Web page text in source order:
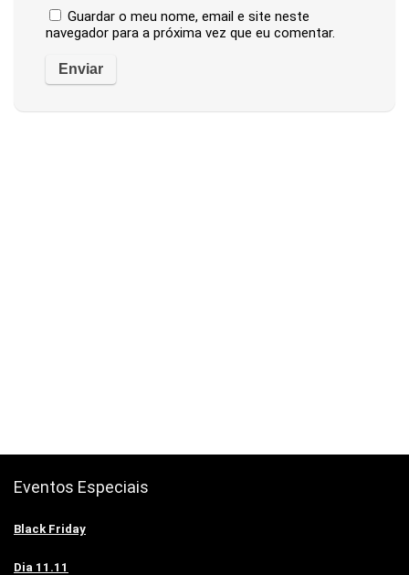
Guardar o meu nome, email e site neste
navegador para a próxima vez que eu comentar.
Eventos Especiais
Black Friday
Dia 11.11